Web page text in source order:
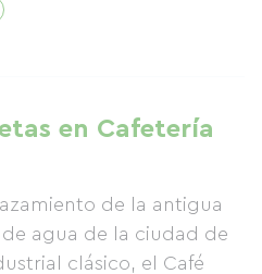
en Cafetería
de la antigua
agua de la ciudad de
clásico, el Café